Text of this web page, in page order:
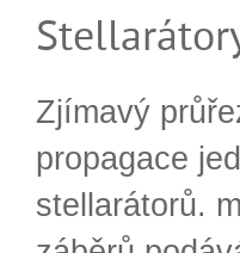
Zjímavý
propagace
stellarátorů.